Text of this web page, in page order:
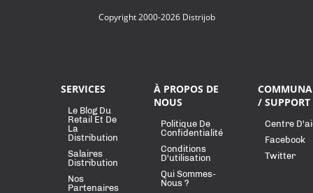
Copyright 2000-2026 Distrijob
SERVICES
Le Blog Du
Retail Et De
La
Distribution
Salaires
Distribution
Nos
Partenaires
À PROPOS DE
NOUS
Politique De
Confidentialité
Conditions
D'utilisation
Qui Sommes-
Nous ?
/ SUPPORT
Centre
Facebook
Twitter